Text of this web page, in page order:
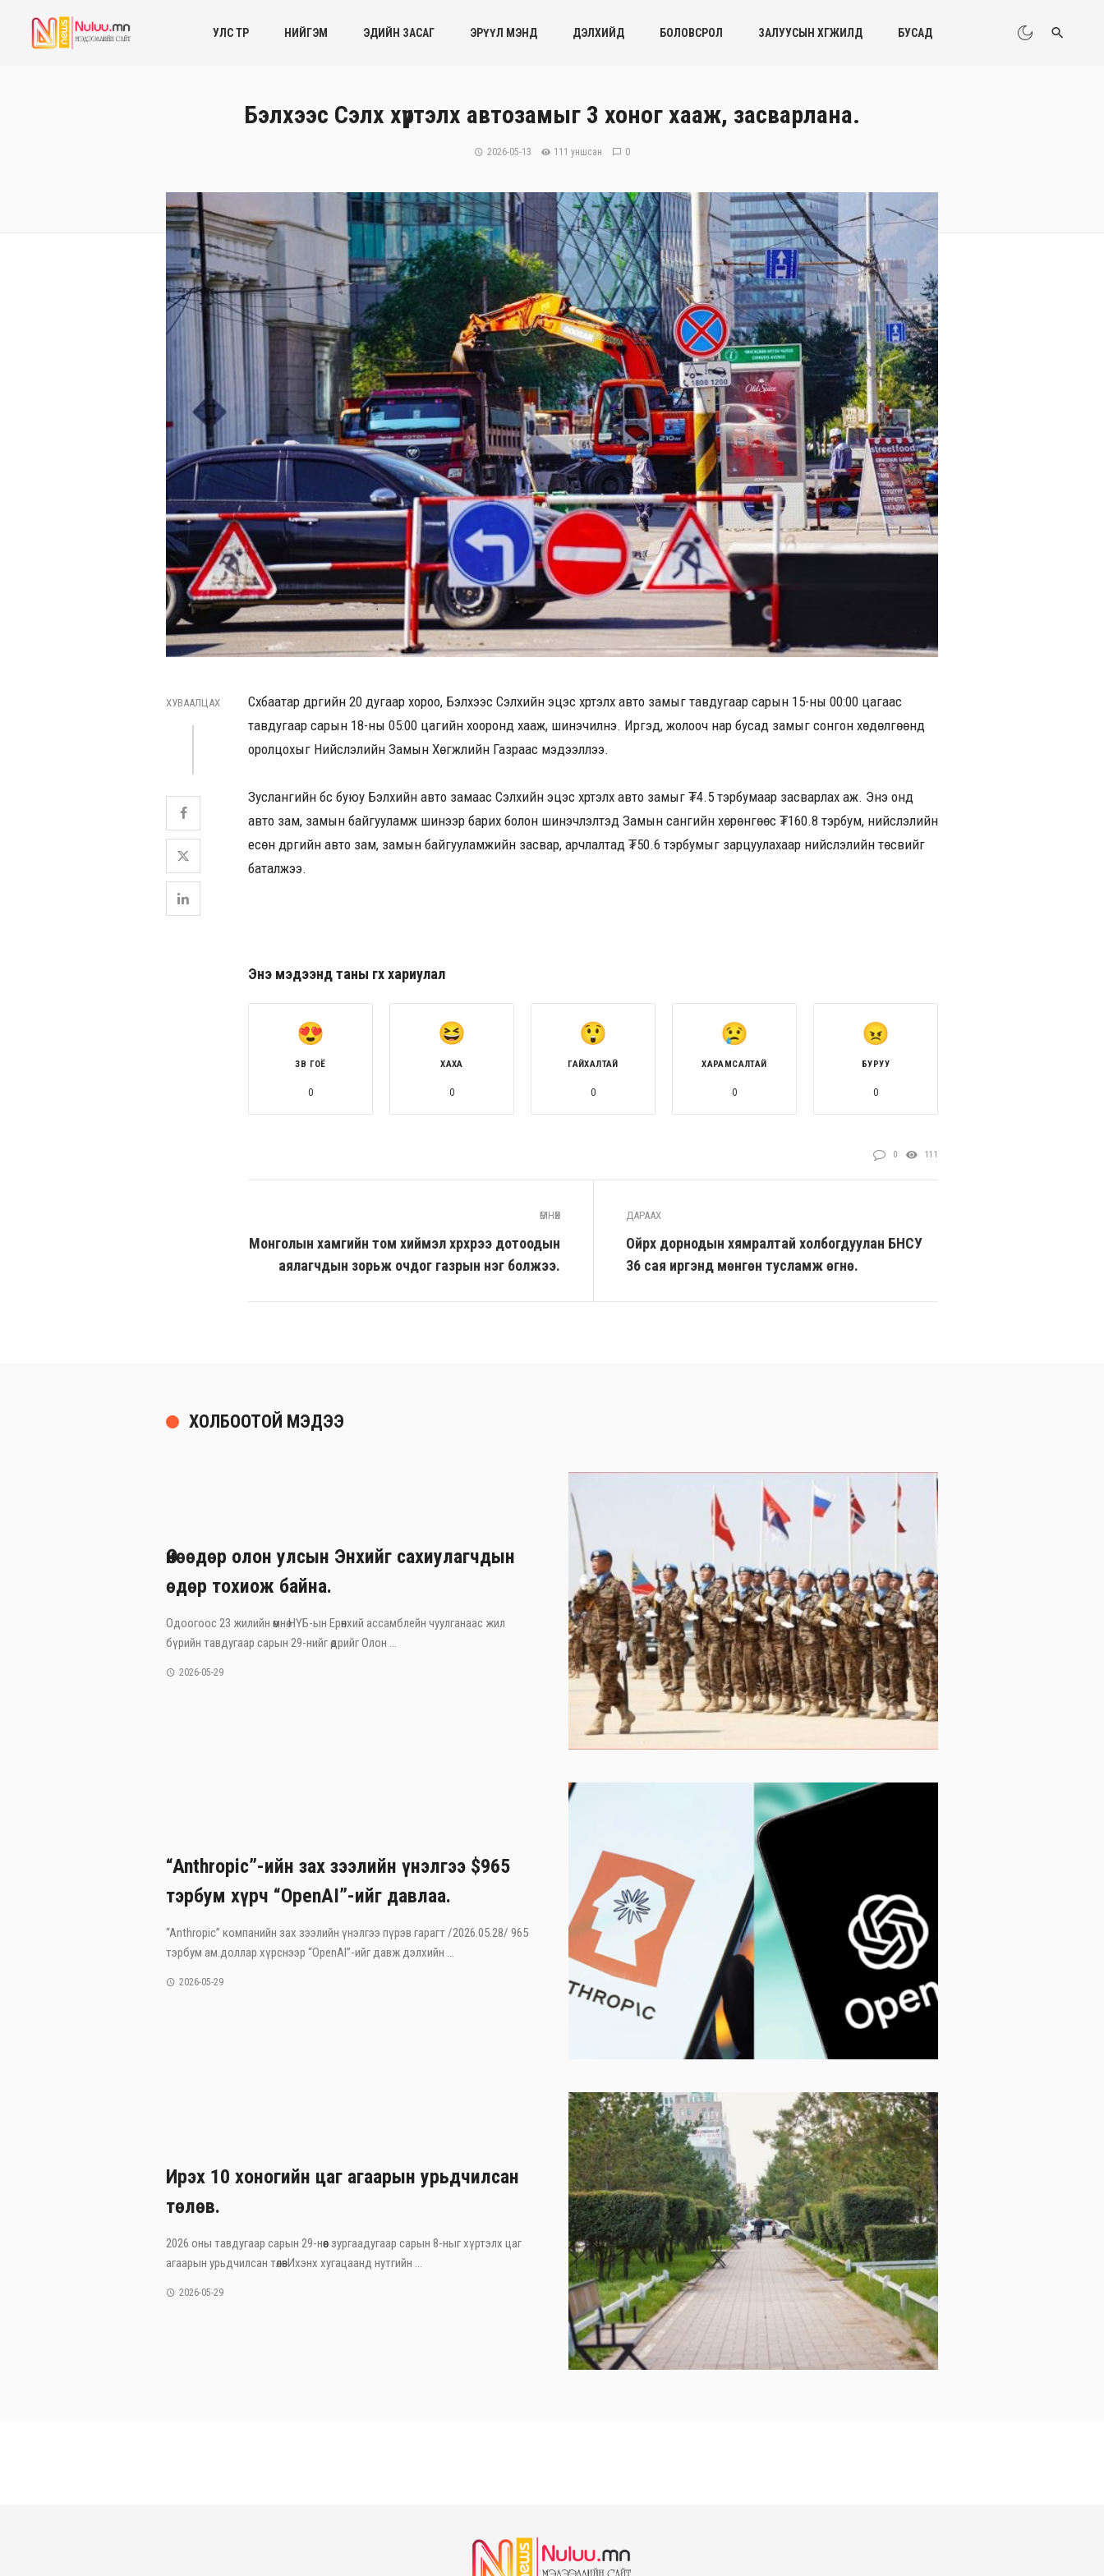
УЛС ТӨР НИЙГЭМ ЭДИЙН ЗАСАГ ЭРҮҮЛ МЭНД ДЭЛХИЙД БОЛОВСРОЛ ЗАЛУУСЫН ХӨГЖИЛД БУСАД
Бэлхээс Сэлх хүртэлх автозамыг 3 хоног хааж, засварлана.
2026-05-13 111 уншсан 0
ХУВААЛЦАХ
Сүхбаатар дүүргийн 20 дугаар хороо, Бэлхээс Сэлхийн эцэс хүртэлх авто замыг тавдугаар сарын 15-ны 00:00 цагаас
тавдугаар сарын 18-ны 05:00 цагийн хооронд хааж, шинэчилнэ. Иргэд, жолооч нар бусад замыг сонгон хөдөлгөөнд
оролцохыг Нийслэлийн Замын Хөгжлийн Газраас мэдээллээ.
Зуслангийн бүс буюу Бэлхийн авто замаас Сэлхийн эцэс хүртэлх авто замыг ₮4.5 тэрбумаар засварлах аж. Энэ онд
авто зам, замын байгууламж шинээр барих болон шинэчлэлтэд Замын сангийн хөрөнгөөс ₮160.8 тэрбум, нийслэлийн
есөн дүүргийн авто зам, замын байгууламжийн засвар, арчлалтад ₮50.6 тэрбумыг зарцуулахаар нийслэлийн төсвийг
баталжээ.
Энэ мэдээнд таны өгөх хариулал
ЗӨВ ГОЁ
0
ХАХА
0
ГАЙХАЛТАЙ
0
ХАРАМСАЛТАЙ
0
БУРУУ
0
0 111
ӨМНӨХ
Монголын хамгийн том хиймэл хүрхрээ дотоодын
аялагчдын зорьж очдог газрын нэг болжээ.
ДАРААХ
Ойрх дорнодын хямралтай холбогдуулан БНСУ
36 сая иргэнд мөнгөн тусламж өгнө.
ХОЛБООТОЙ МЭДЭЭ
Өнөөдөр олон улсын Энхийг сахиулагчдын
өдөр тохиож байна.
Одоогоос 23 жилийн өмнө НҮБ-ын Ерөнхий ассамблейн чуулганаас жил
бүрийн тавдугаар сарын 29-нийг өдрийг Олон ...
2026-05-29
“Anthropic”-ийн зах зээлийн үнэлгээ $965
тэрбум хүрч “OpenAI”-ийг давлаа.
“Anthropic” компанийн зах зээлийн үнэлгээ пүрэв гарагт /2026.05.28/ 965
тэрбум ам.доллар хүрснээр “OpenAI”-ийг давж дэлхийн ...
2026-05-29
Ирэх 10 хоногийн цаг агаарын урьдчилсан
төлөв.
2026 оны тавдугаар сарын 29-нөөс зургаадугаар сарын 8-ныг хүртэлх цаг
агаарын урьдчилсан төлөвИхэнх хугацаанд нутгийн ...
2026-05-29